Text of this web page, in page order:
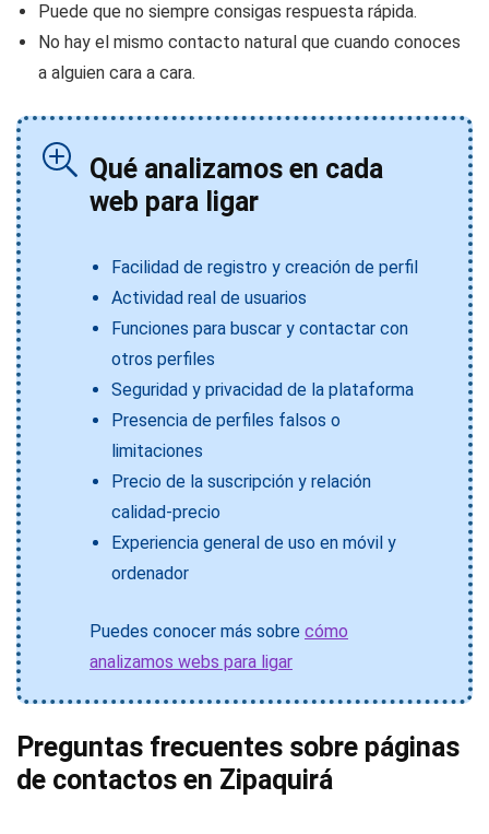
Puede que no siempre consigas respuesta rápida.
No hay el mismo contacto natural que cuando conoces
a alguien cara a cara.
Qué analizamos en cada
web para ligar
Facilidad de registro y creación de perfil
Actividad real de usuarios
Funciones para buscar y contactar con
otros perfiles
Seguridad y privacidad de la plataforma
Presencia de perfiles falsos o
limitaciones
Precio de la suscripción y relación
calidad-precio
Experiencia general de uso en móvil y
ordenador
Puedes conocer más sobre cómo
analizamos webs para ligar
Preguntas frecuentes sobre páginas
de contactos en Zipaquirá